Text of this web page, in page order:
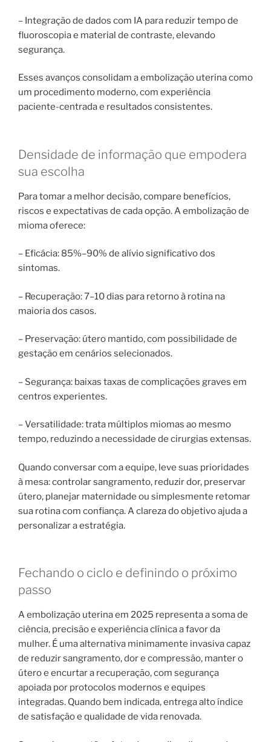
– Integração de dados com IA para reduzir tempo de
fluoroscopia e material de contraste, elevando
segurança.
Esses avanços consolidam a embolização uterina como
um procedimento moderno, com experiência
paciente-centrada e resultados consistentes.
Densidade de informação que empodera
sua escolha
Para tomar a melhor decisão, compare benefícios,
riscos e expectativas de cada opção. A embolização de
mioma oferece:
– Eficácia: 85%–90% de alívio significativo dos
sintomas.
– Recuperação: 7–10 dias para retorno à rotina na
maioria dos casos.
– Preservação: útero mantido, com possibilidade de
gestação em cenários selecionados.
– Segurança: baixas taxas de complicações graves em
centros experientes.
– Versatilidade: trata múltiplos miomas ao mesmo
tempo, reduzindo a necessidade de cirurgias extensas.
Quando conversar com a equipe, leve suas prioridades
à mesa: controlar sangramento, reduzir dor, preservar
útero, planejar maternidade ou simplesmente retomar
sua rotina com confiança. A clareza do objetivo ajuda a
personalizar a estratégia.
Fechando o ciclo e definindo o próximo
passo
A embolização uterina em 2025 representa a soma de
ciência, precisão e experiência clínica a favor da
mulher. É uma alternativa minimamente invasiva capaz
de reduzir sangramento, dor e compressão, manter o
útero e encurtar a recuperação, com segurança
apoiada por protocolos modernos e equipes
integradas. Quando bem indicada, entrega alto índice
de satisfação e qualidade de vida renovada.